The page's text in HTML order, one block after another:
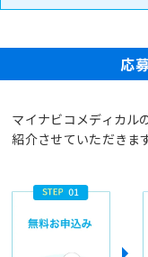
応
マイナビコメディカル
紹介させていただきます